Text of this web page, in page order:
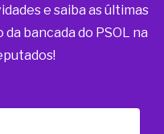
e saiba as últimas
bancada do PSOL na